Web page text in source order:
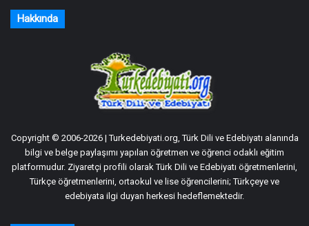
Hakkında
Copyright © 2006-2026 | Turkedebiyati.org, Türk Dili ve Edebiyatı alanında
bilgi ve belge paylaşımı yapılan öğretmen ve öğrenci odaklı eğitim
platformudur. Ziyaretçi profili olarak Türk Dili ve Edebiyatı öğretmenlerini,
Türkçe öğretmenlerini, ortaokul ve lise öğrencilerini; Türkçeye ve
edebiyata ilgi duyan herkesi hedeflemektedir.